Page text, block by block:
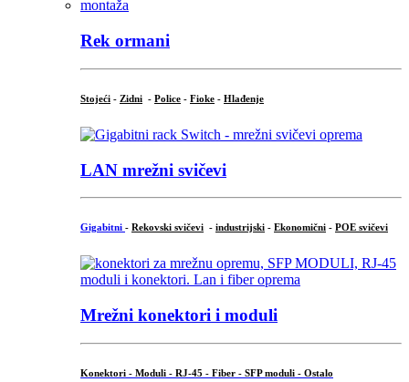
Rek ormani
Stojeći - Zidni - Police - Fioke - Hlađenje
LAN mrežni svičevi
Gigabitni - Rekovski svičevi - industrijski - Ekonomični - POE svičevi
Mrežni konektori i moduli
Konektori - Moduli - RJ-45 - Fiber - SFP moduli - Ostalo